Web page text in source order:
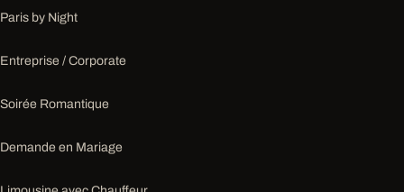
Paris by Night
Entreprise / Corporate
Soirée Romantique
Demande en Mariage